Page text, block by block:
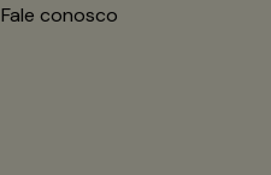
Fale conosco